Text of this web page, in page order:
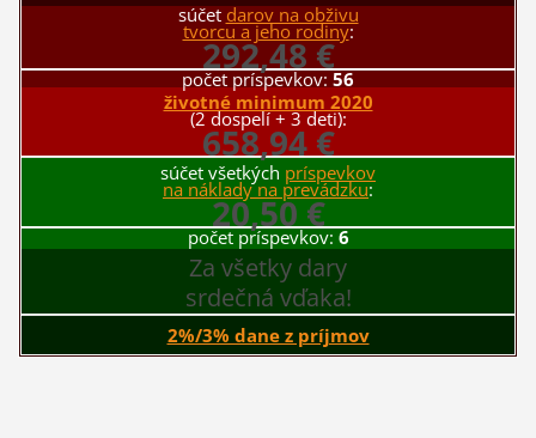
súčetdarov na obživu
tvorcu a jeho rodiny:
292,48 €
počet príspevkov:56
životné minimum 2020
(2 dospelí + 3 deti):
658,94 €
súčet všetkých príspevkov
na náklady na prevádzku:
20,50 €
počet príspevkov:6
Za všetky dary
srdečná vďaka!
2%/3% dane z príjmov